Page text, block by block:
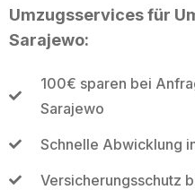
Umzugsservices für
Sarajewo:
100€ sparen bei
Sarajewo
Schnelle Abwicklung
Versicherungsschutz